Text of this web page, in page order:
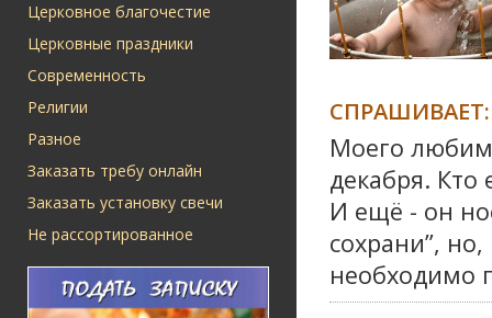
Церковное благочестие
Церковные праздники
Современность
Религии
Разное
Заказать требу онлайн
Заказать установку свечи
Не рассортированное
СПРАШИВАЕТ:
Моего
декабря. Кто
И ещё - он
сохрани”,
необходимо